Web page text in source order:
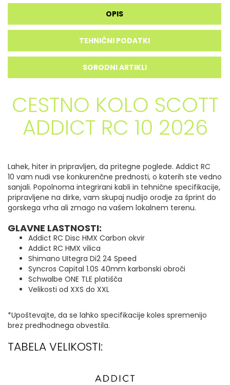
OPIS
TEHNIČNI PODATKI
SORODNI ARTIKLI
CESTNO KOLO SCOTT
ADDICT RC 10 2026
Lahek, hiter in pripravljen, da pritegne poglede. Addict RC
10 vam nudi vse konkurenčne prednosti, o katerih ste vedno
sanjali. Popolnoma integrirani kabli in tehnične specifikacije,
pripravljene na dirke, vam skupaj nudijo orodje za šprint do
gorskega vrha ali zmago na vašem lokalnem terenu.
GLAVNE LASTNOSTI:
Addict RC Disc HMX Carbon okvir
Addict RC HMX vilica
Shimano UItegra Di2 24 Speed
Syncros Capital 1.0S 40mm karbonski obroči
Schwalbe ONE TLE platišča
Velikosti od XXS do XXL
*Upoštevajte, da se lahko specifikacije koles spremenijo
brez predhodnega obvestila.
TABELA VELIKOSTI: